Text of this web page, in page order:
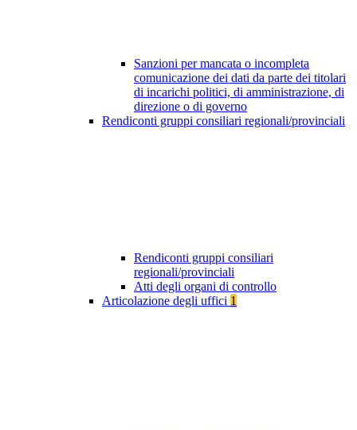
Sanzioni per mancata o incompleta
comunicazione dei dati da parte dei titolari
di incarichi politici, di amministrazione, di
direzione o di governo
Rendiconti gruppi consiliari regionali/provinciali
Rendiconti gruppi consiliari
regionali/provinciali
Atti degli organi di controllo
Articolazione degli uffici 1